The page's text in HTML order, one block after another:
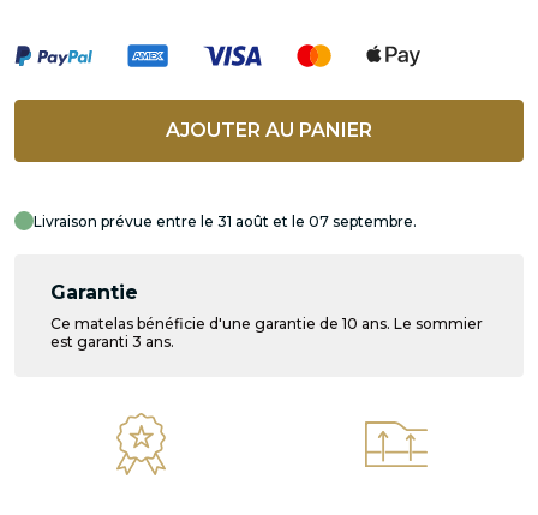
AJOUTER AU PANIER
Livraison prévue entre le 31 août et le 07 septembre.
Garantie
Ce matelas bénéficie d'une garantie de 10 ans. Le sommier
est garanti 3 ans.